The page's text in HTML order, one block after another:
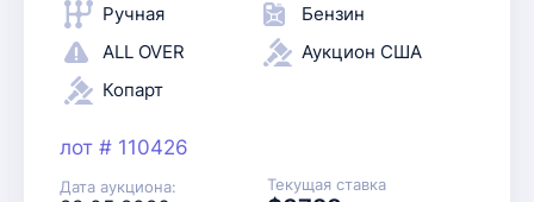
Ручная
Бензин
ALL OVER
Аукцион США
Копарт
лот # 110426
Дата аукциона: Текущая ставка